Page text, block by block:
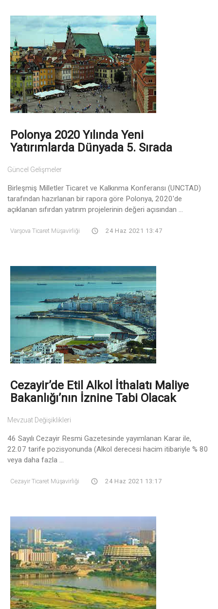
Polonya 2020 Yılında Yeni
Yatırımlarda Dünyada 5. Sırada
Güncel Gelişmeler
Birleşmiş Milletler Ticaret ve Kalkınma Konferansı (UNCTAD)
tarafından hazırlanan bir rapora göre Polonya, 2020'de
açıklanan sıfırdan yatırım projelerinin değeri açısından ...
Varşova Ticaret Müşavirliği 24 Haz 2021 13:47
Cezayir’de Etil Alkol İthalatı Maliye
Bakanlığı’nın İznine Tabi Olacak
Mevzuat Değişiklikleri
46 Sayılı Cezayir Resmi Gazetesinde yayımlanan Karar ile,
22.07 tarife pozisyonunda (Alkol derecesi hacim itibariyle % 80
veya daha fazla ...
Cezayir Ticaret Müşavirliği 24 Haz 2021 13:17